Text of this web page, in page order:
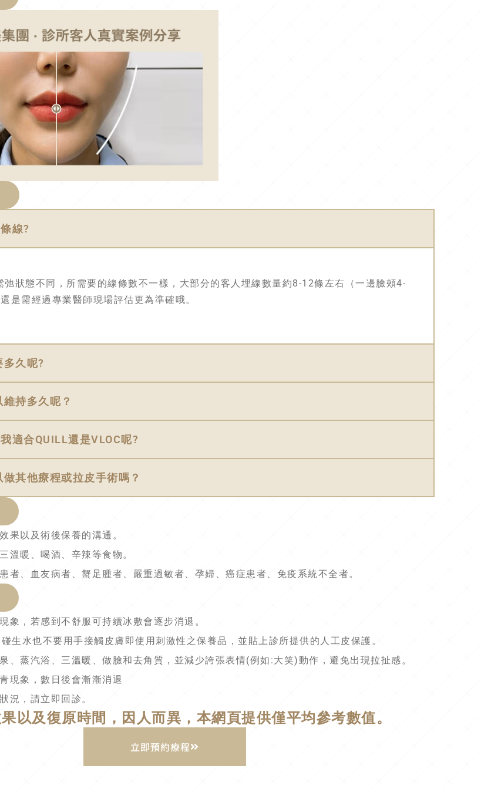
線?
弛狀態不同，所需要的線條數不一樣，大部分的客人埋線數量約8-12條左右（一邊臉頰4-
是需經過專業醫師現場評估更為準確哦。
久呢?
持多久呢？
適合QUILL還是VLOC呢?
其他療程或拉皮手術嗎？
果以及術後保養的溝通。
溫暖、喝酒、辛辣等食物。
者、血友病者、蟹足腫者、嚴重過敏者、孕婦、癌症患者、免疫系統不全者。
象，若感到不舒服可持續冰敷會逐步消退。
生水也不要用手接觸皮膚即使用刺激性之保養品，並貼上診所提供的人工皮保護。
、蒸汽浴、三溫暖、做臉和去角質，並減少誇張表情(例如:大笑)動作，避免出現拉扯感。
現象，數日後會漸漸消退
況，請立即回診。
以及復原時間，因人而異，本網頁提供僅平均參考數值。
立即預約療程